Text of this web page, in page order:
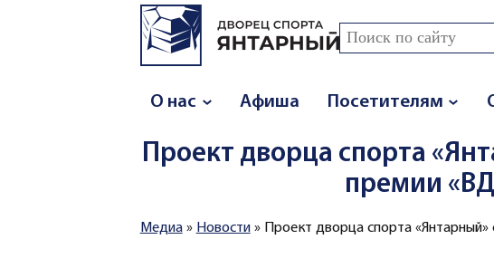
Перейти к основному содержанию
Форма поиска
Поиск
О нас Афиша Посетителям
Проект дворца спорта
премии
Вы здесь
Медиа» Новости» Проект дворца спорта